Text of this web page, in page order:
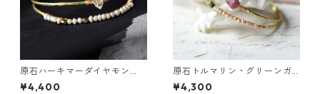
原石ハーキマーダイヤモン
ド・パールの3連バングル
¥4,400
原石トルマリン・グリーンガ
ーネットの2連バングル
¥4,300